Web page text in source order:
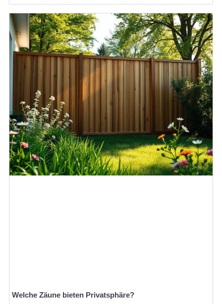
Welche Zäune bieten Privatsphäre?